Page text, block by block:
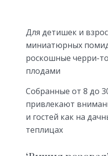
Для детишек и
миниатюрных
роскошные черри-
плодами
Собранные от 8 до
привлекают
и гостей как на
теплицах